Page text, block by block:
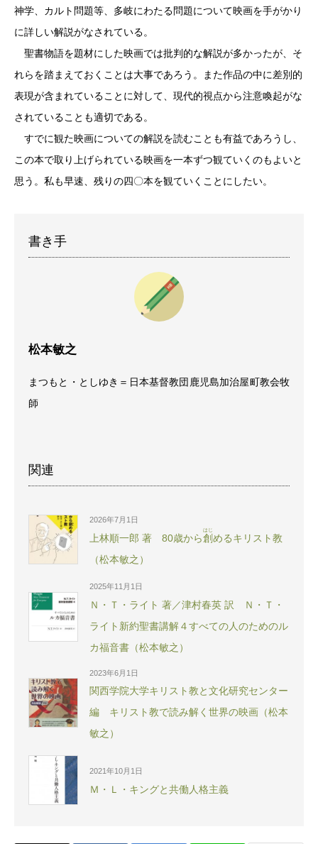
神学、カルト問題等、多岐にわたる問題について映画を手がかり
に詳しい解説がなされている。
聖書物語を題材にした映画では批判的な解説が多かったが、そ
れらを踏まえておくことは大事であろう。また作品の中に差別的
表現が含まれていることに対して、現代的視点から注意喚起がな
されていることも適切である。
すでに観た映画についての解説を読むことも有益であろうし、
この本で取り上げられている映画を一本ずつ観ていくのもよいと
思う。私も早速、残りの四〇本を観ていくことにしたい。
書き手
松本敏之
まつもと・としゆき＝日本基督教団鹿児島加治屋町教会牧
師
関連
2026年7月1日
上林順一郎 著 80歳から創
はじ
めるキリスト教
（松本敏之）
2025年11月1日
Ｎ・Ｔ・ライト 著／津村春英 訳 Ｎ・Ｔ・
ライト新約聖書講解４すべての人のためのル
カ福音書（松本敏之）
2023年6月1日
関西学院大学キリスト教と文化研究センター
編 キリスト教で読み解く世界の映画（松本
敏之）
2021年10月1日
Ｍ・Ｌ・キングと共働人格主義